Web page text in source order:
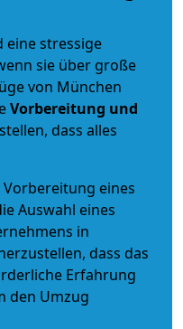
eine stressige
sie über große
von München
Vorbereitung und
dass alles
eines
Auswahl eines
in
dass das
Erfahrung
den Umzug